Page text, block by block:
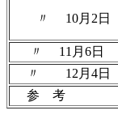
〃 10月2日
〃 11月6日
〃 12月4日
参 考